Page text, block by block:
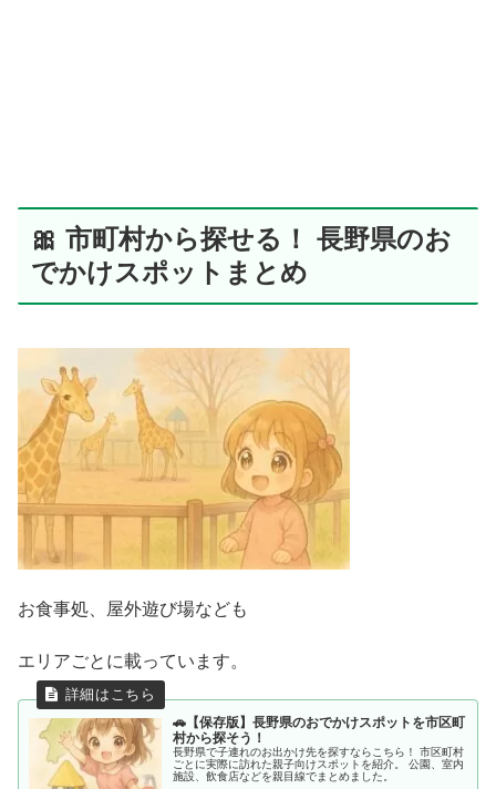
🎀 市町村から探せる！ 長野県のお
でかけスポットまとめ
お食事処、屋外遊び場なども
エリアごとに載っています。
🚗【保存版】長野県のおでかけスポットを市区町
村から探そう！
長野県で子連れのお出かけ先を探すならこちら！ 市区町村
ごとに実際に訪れた親子向けスポットを紹介。 公園、室内
施設、飲食店などを親目線でまとめました。